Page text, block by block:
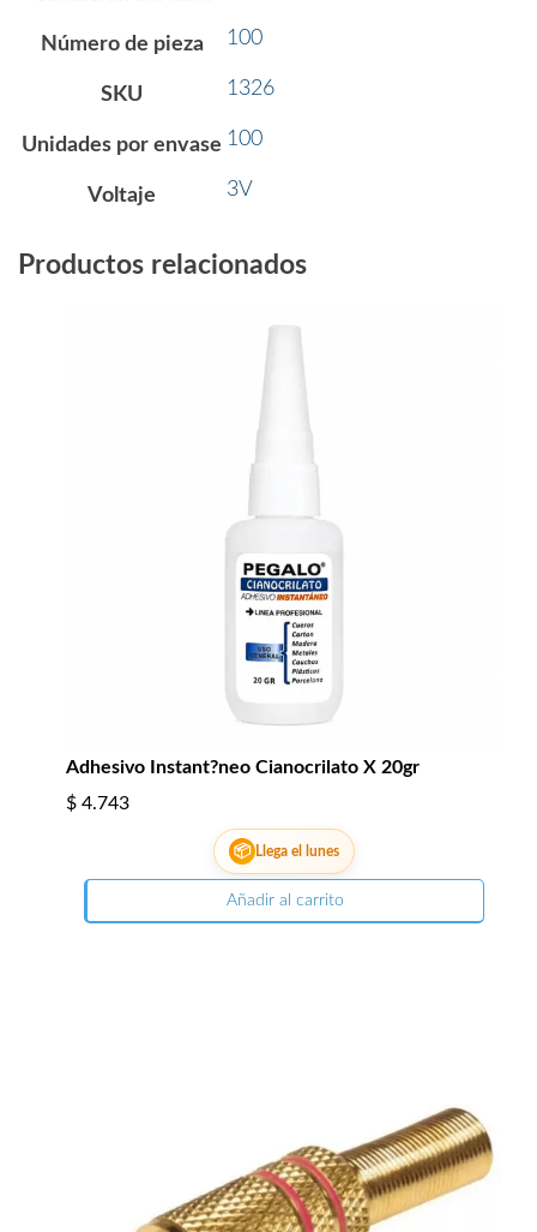
Número de pieza 100
SKU 1326
Unidades por envase 100
Voltaje 3V
Productos relacionados
Adhesivo Instant?neo Cianocrilato X 20gr
$ 4.743
📦 Llega el lunes
Añadir al carrito